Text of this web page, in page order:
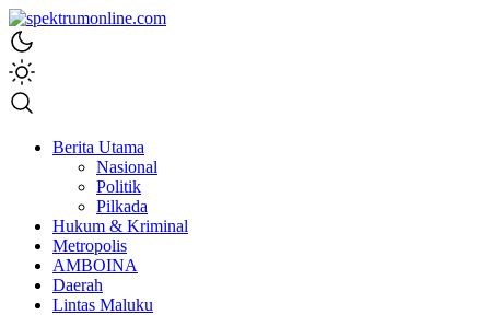
spektrumonline.com
Berita Utama
Nasional
Politik
Pilkada
Hukum & Kriminal
Metropolis
AMBOINA
Daerah
Lintas Maluku